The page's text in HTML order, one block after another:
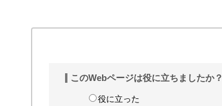
このWebページは役に立ちましたか？
役に立った